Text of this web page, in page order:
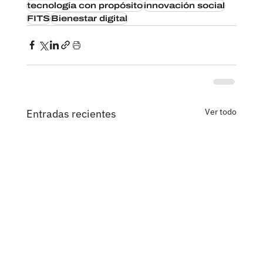
tecnología con propósitoinnovación social
FITSBienestar digital
Entradas recientes Ver todo